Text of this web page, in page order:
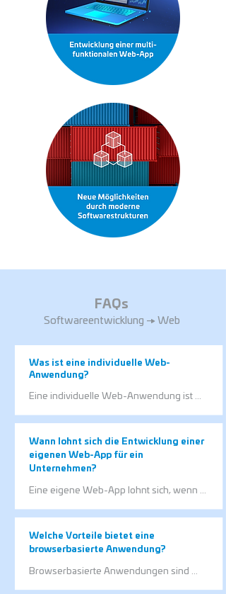
FAQs
Softwareentwicklung → Web
Was ist eine individuelle Web-
Anwendung?​​​​​​​
Eine individuelle Web-Anwendung ist
entwickelte Software, die direkt im
Browser genutzt wird. Sie bildet Ihre
Prozesse, Anforderungen und
Arbeitsabläufe passgenau ab.
Wann lohnt sich die Entwicklung einer
eigenen Web-App für ein
Unternehmen?
Eine eigene Web-App lohnt sich, wenn
Anforderungen nicht erfüllt oder
Prozesse unnötig kompliziert macht. Sie
schafft genau die Funktionen, die Ihr
Welche Vorteile bietet eine
browserbasierte Anwendung?
Browserbasierte Anwendungen sind